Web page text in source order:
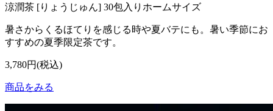
涼潤茶 [りょうじゅん] 30包入りホームサイズ
暑さからくるほてりを感じる時や夏バテにも。暑い季節にお
すすめの夏季限定茶です。
3,780円(税込)
商品をみる